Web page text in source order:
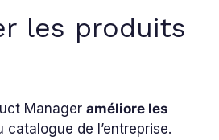
les produits
Manager améliore les
catalogue de l’entreprise.